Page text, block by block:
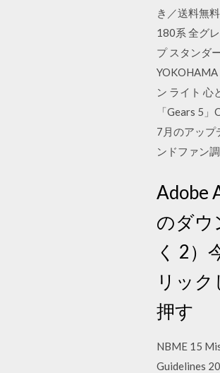
き／送料無
180系 全グ
プ スタンダ
ン ライト
「Gears 5
7月のアップ
ンドファン
Adobe
のダウ
く 2）
リッ
押す
NBME 15
Guidelines